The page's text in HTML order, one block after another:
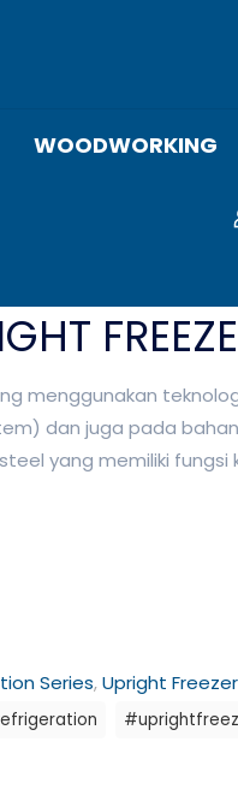
WOODWORKING
menggunakan
dan juga pada
yang memiliki fungsi
Series,Upright